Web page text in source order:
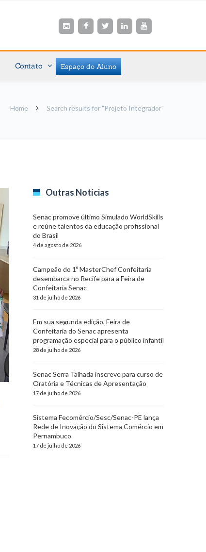
Contato Espaço do Aluno
Home Search results for "Projeto Integrador"
Outras Notícias
Senac promove último Simulado WorldSkills
e reúne talentos da educação profissional
do Brasil
4 de agosto de 2026
Campeão do 1º MasterChef Confeitaria
desembarca no Recife para a Feira de
Confeitaria Senac
31 de julho de 2026
Em sua segunda edição, Feira de
Confeitaria do Senac apresenta
programação especial para o público infantil
28 de julho de 2026
Senac Serra Talhada inscreve para curso de
Oratória e Técnicas de Apresentação
17 de julho de 2026
Sistema Fecomércio/Sesc/Senac-PE lança
Rede de Inovação do Sistema Comércio em
Pernambuco
17 de julho de 2026